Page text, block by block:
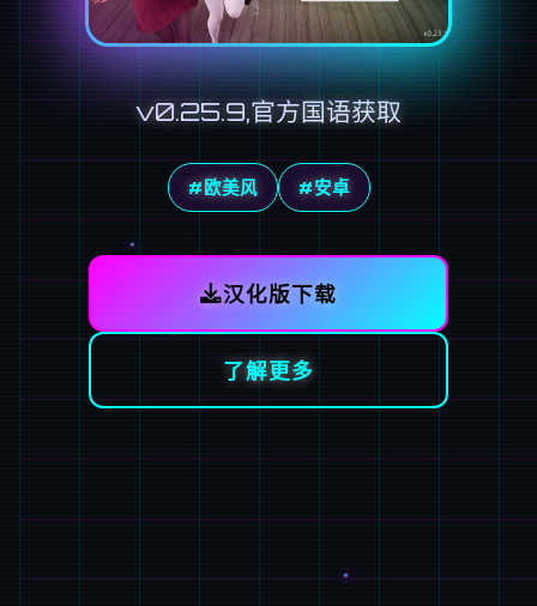
v0.25.9,官方国语获取
#欧美风 #安卓
汉化版下载
了解更多